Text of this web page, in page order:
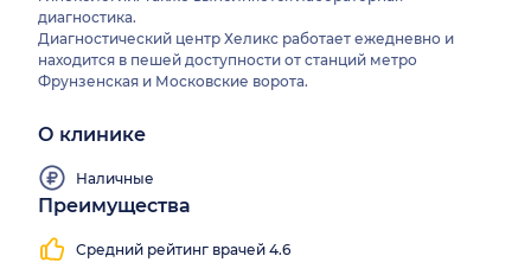
диагностика.
Диагностический центр Хеликс работает ежедневно и
находится в пешей доступности от станций метро
Фрунзенская и Московские ворота.
О клинике
Наличные
Преимущества
Средний рейтинг врачей 4.6